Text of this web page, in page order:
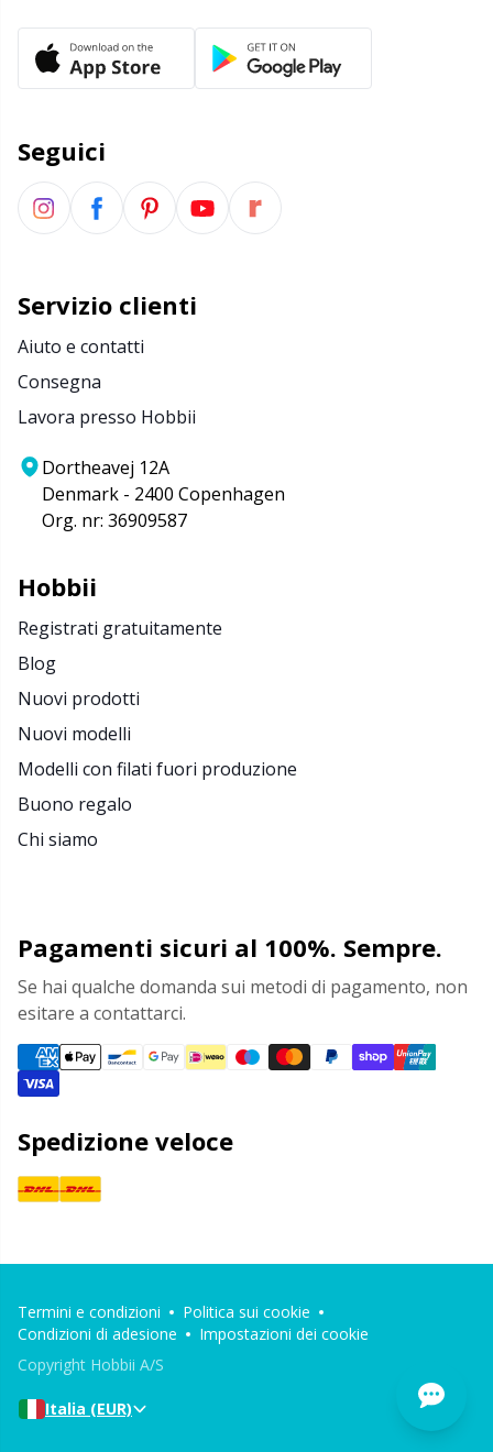
Seguici
Servizio clienti
Aiuto e contatti
Consegna
Lavora presso Hobbii
Dortheavej 12A
Denmark - 2400 Copenhagen
Org. nr: 36909587
Hobbii
Registrati gratuitamente
Blog
Nuovi prodotti
Nuovi modelli
Modelli con filati fuori produzione
Buono regalo
Chi siamo
Pagamenti sicuri al 100%. Sempre.
Se hai qualche domanda sui metodi di pagamento, non
esitare a contattarci.
Spedizione veloce
Termini e condizioni
Politica sui cookie
Condizioni di adesione
Impostazioni dei cookie
Copyright Hobbii A/S
Italia (EUR)